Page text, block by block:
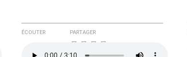
ÉCOUTER PARTAGER